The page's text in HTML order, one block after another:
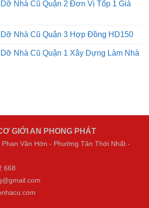
Nhà Cũ Quận 2 Đơn Vị Tốp 1 Giá
Nhà Cũ Quận 3 Hợp Đồng HD150
Nhà Cũ Quận 1 Xây Dựng Làm Nhà
GIỚI AN PHONG PHÁT
Văn Hớn - Phường Tân Thới Nhất -
668